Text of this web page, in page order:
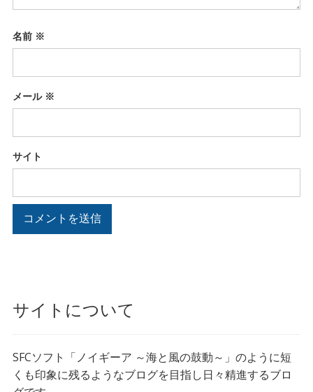
名前 ※
メール ※
サイト
サイトについて
SFCソフト「ノイギーア ～海と風の鼓動～」のように短
くも印象に残るようなブログを目指し日々精進するブロ